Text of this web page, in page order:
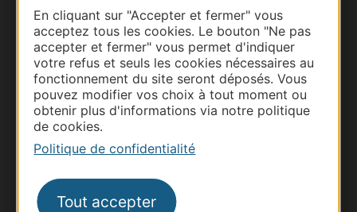
En cliquant sur "Accepter et fermer" vous
acceptez tous les cookies. Le bouton "Ne pas
accepter et fermer" vous permet d'indiquer
votre refus et seuls les cookies nécessaires au
fonctionnement du site seront déposés. Vous
pouvez modifier vos choix à tout moment ou
obtenir plus d'informations via notre politique
de cookies.
Politique de confidentialité
Tout accepter
Thermalisme
Business/Mice
Pros d'Occitanie
Site presse et d'influence
Voyagistes